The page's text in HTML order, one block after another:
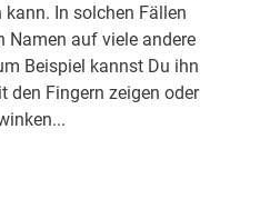
kann. In solchen Fällen
Namen auf viele andere
Beispiel kannst Du ihn
den Fingern zeigen oder